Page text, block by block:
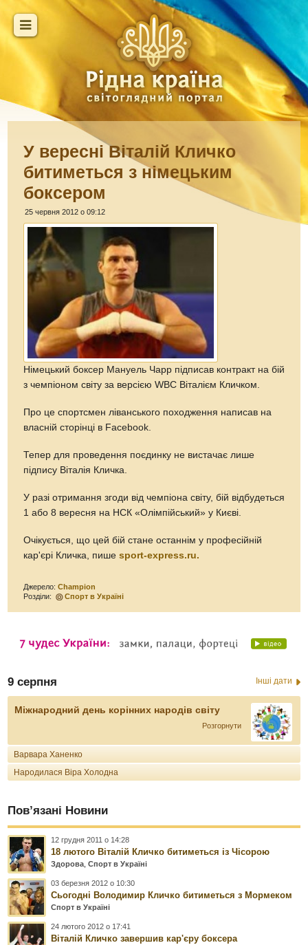
У вересні Віталій Кличко
битиметься з німецьким
боксером
25 червня 2012 о 09:12
Німецький боксер Мануель Чарр підписав контракт на бій
з чемпіоном світу за версією WBC Віталієм Кличком.
Про це спортсмен ліванського походження написав на
власній сторінці в Facebook.
Тепер для проведення поєдинку не вистачає лише
підпису Віталія Кличка.
У разі отримання згоди від чемпіона світу, бій відбудеться
1 або 8 вересня на НСК «Олімпійський» у Києві.
Очікується, що цей бій стане останнім у професійній
кар'єрі Кличка, пишеsport-express.ru.
Джерело:Champion
Розділи:
Спорт в Україні
9 серпня Інші дати
Міжнародний день корінних народів світу
Розгорнути
Варвара Ханенко
Народилася Віра Холодна
Пов’язані Новини
12 грудня 2011 о 14:28
18 лютого Віталій Кличко битиметься із Чісорою
Здорова ,Спорт в Україні
03 березня 2012 о 10:30
Сьогодні Володимир Кличко битиметься з Мормеком
Спорт в Україні
24 лютого 2012 о 17:41
Віталій Кличко завершив кар'єру боксера